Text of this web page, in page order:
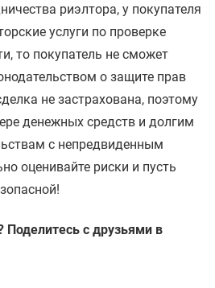
риэлтора, у покупателя
услуги по проверке
то покупатель не сможет
о защите прав
не застрахована, поэтому
денежных средств и долгим
с непредвиденным
оценивайте риски и пусть
Поделитесь с друзьями в